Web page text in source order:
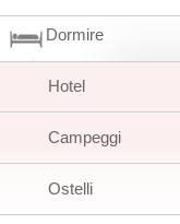
Dormire
Hotel
Campeggi
Ostelli